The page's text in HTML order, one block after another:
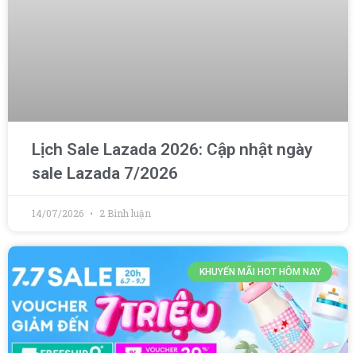
Lịch Sale Lazada 2026: Cập nhật ngày
sale Lazada 7/2026
14/07/2026 2 Bình luận
KHUYẾN MÃI HOT HÔM NAY